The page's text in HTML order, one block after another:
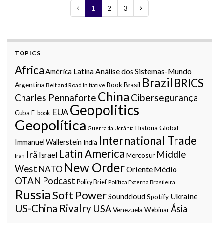
1 2 3
TOPICS
Africa América LatinaAnálise dos Sistemas-Mundo
Argentina Belt and Road Initiative BookBrasil Brazil BRICS
Charles Pennaforte China Cibersegurança
Cuba E-book EUAGeopolitics
Geopolítica Guerra da Ucrânia História Global
Immanuel Wallerstein India International Trade
Iran Irã Israel Latin America Mercosur Middle
West NATO New OrderOriente Médio
OTAN Podcast Policy Brief Política Externa Brasileira
RussiaSoft PowerSoundcloud Spotify Ukraine
US-China Rivalry USAVenezuela WebinarÁsia